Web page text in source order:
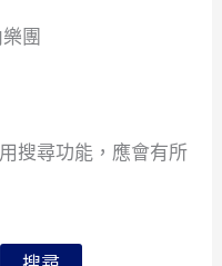
團
搜尋功能，應會有所